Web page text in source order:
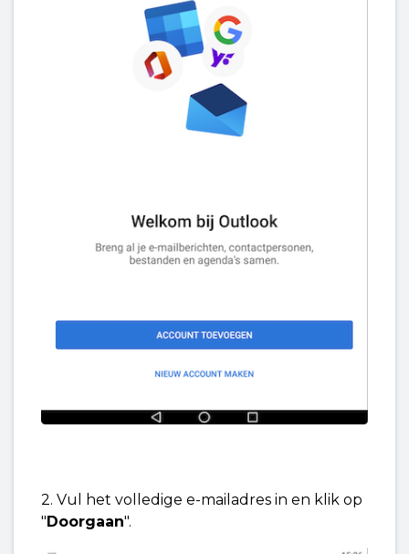
2. Vul het volledige e-mailadres in en klik op
"Doorgaan".